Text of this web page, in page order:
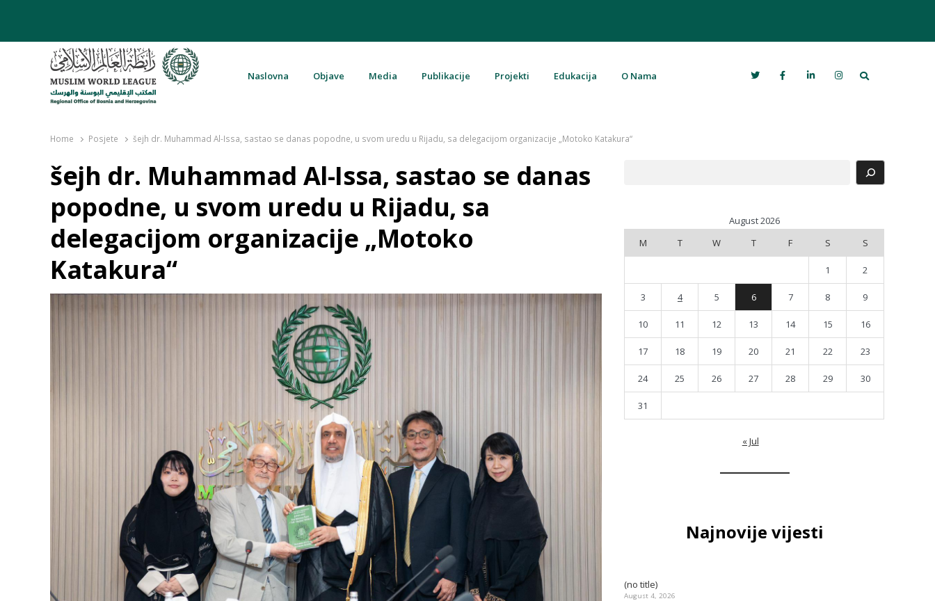
Naslovna Objave Media Publikacije Projekti Edukacija O Nama Search
Home Posjete šejh dr. Muhammad Al-Issa, sastao se danas popodne, u svom uredu u Rijadu, sa delegacijom organizacije „Motoko Katakura“
šejh dr. Muhammad Al-Issa, sastao se danas
popodne, u svom uredu u Rijadu, sa
delegacijom organizacije „Motoko
Katakura“
August 2026
M
T W T F S S
1 2
3 4 5 6 7 8 9
10 11 12 13 14 15 16
17 18 19 20 21 22 23
24 25 26 27 28 29 30
31
« Jul
Najnovije vijesti
(no title)
August 4, 2026